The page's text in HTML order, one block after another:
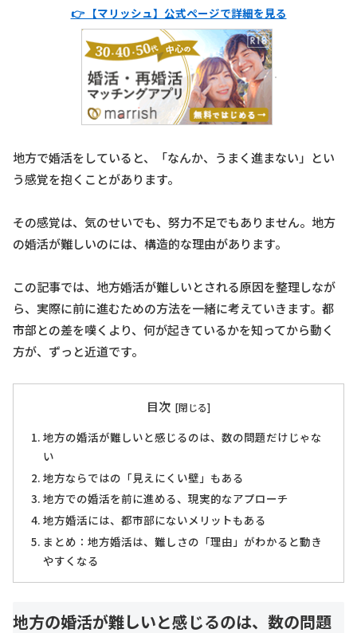
👉 【マリッシュ】公式ページで詳細を見る
地方で婚活をしていると、「なんか、うまく進まない」とい
う感覚を抱くことがあります。
その感覚は、気のせいでも、努力不足でもありません。地方
の婚活が難しいのには、構造的な理由があります。
この記事では、地方婚活が難しいとされる原因を整理しなが
ら、実際に前に進むための方法を一緒に考えていきます。都
市部との差を嘆くより、何が起きているかを知ってから動く
方が、ずっと近道です。
目次
地方の婚活が難しいと感じるのは、数の問題だけじゃな
い
地方ならではの「見えにくい壁」もある
地方での婚活を前に進める、現実的なアプローチ
地方婚活には、都市部にないメリットもある
まとめ：地方婚活は、難しさの「理由」がわかると動き
やすくなる
地方の婚活が難しいと感じるのは、数の問題